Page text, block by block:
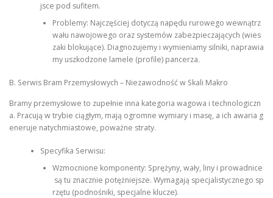
jsce pod sufitem.
Problemy: Najczęściej dotyczą napędu rurowego wewnątrz
wału nawojowego oraz systemów zabezpieczających (wies
zaki blokujące). Diagnozujemy i wymieniamy silniki, naprawia
my uszkodzone lamele (profile) pancerza.
B. Serwis Bram Przemysłowych – Niezawodność w Skali Makro
Bramy przemysłowe to zupełnie inna kategoria wagowa i technologiczn
a. Pracują w trybie ciągłym, mają ogromne wymiary i masę, a ich awaria g
eneruje natychmiastowe, poważne straty.
Specyfika Serwisu:
Wzmocnione komponenty: Sprężyny, wały, liny i prowadnice
są tu znacznie potężniejsze. Wymagają specjalistycznego sp
rzętu (podnośniki, specjalne klucze).